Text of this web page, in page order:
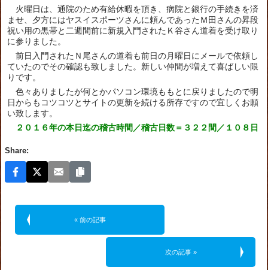
火曜日は、通院のため有給休暇を頂き、病院と銀行の手続きを済
ませ、夕方にはヤスイスポーツさんに頼んであったＭ田さんの昇段
祝い用の黒帯と二週間前に新規入門されたＫ谷さん道着を受け取り
に参りました。
前日入門されたＮ尾さんの道着も前日の月曜日にメールで依頼し
ていたのでその確認も致しました。新しい仲間が増えて喜ばしい限
りです。
色々ありましたが何とかパソコン環境ももとに戻りましたので明
日からもコツコツとサイトの更新を続ける所存ですので宜しくお願
い致します。
２０１６年の本日迄の稽古時間／稽古日数＝３２２間／１０８日
Share:
« 前の記事
次の記事 »